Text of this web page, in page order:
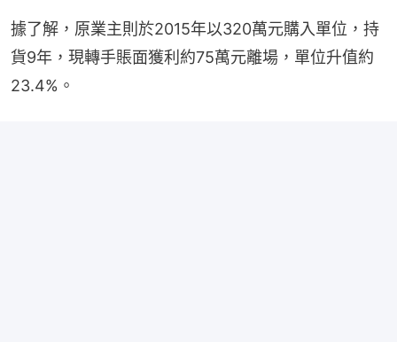
據了解，原業主則於2015年以320萬元購入單位，持
貨9年，現轉手賬面獲利約75萬元離場，單位升值約
23.4%。